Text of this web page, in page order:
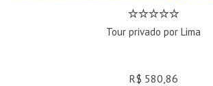
Tour privado por Lima
R$ 580,86